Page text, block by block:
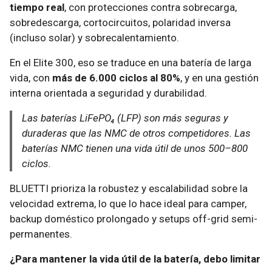
tiempo real, con protecciones contra sobrecarga,
sobredescarga, cortocircuitos, polaridad inversa
(incluso solar) y sobrecalentamiento.
En el Elite 300, eso se traduce en una batería de larga
vida, con más de 6.000 ciclos al 80%, y en una gestión
interna orientada a seguridad y durabilidad.
Las baterías LiFePO₄ (LFP) son más seguras y
duraderas que las NMC de otros competidores. Las
baterías NMC tienen una vida útil de unos 500–800
ciclos.
BLUETTI prioriza la robustez y escalabilidad sobre la
velocidad extrema, lo que lo hace ideal para camper,
backup doméstico prolongado y setups off-grid semi-
permanentes.
¿Para mantener la vida útil de la batería, debo limitar